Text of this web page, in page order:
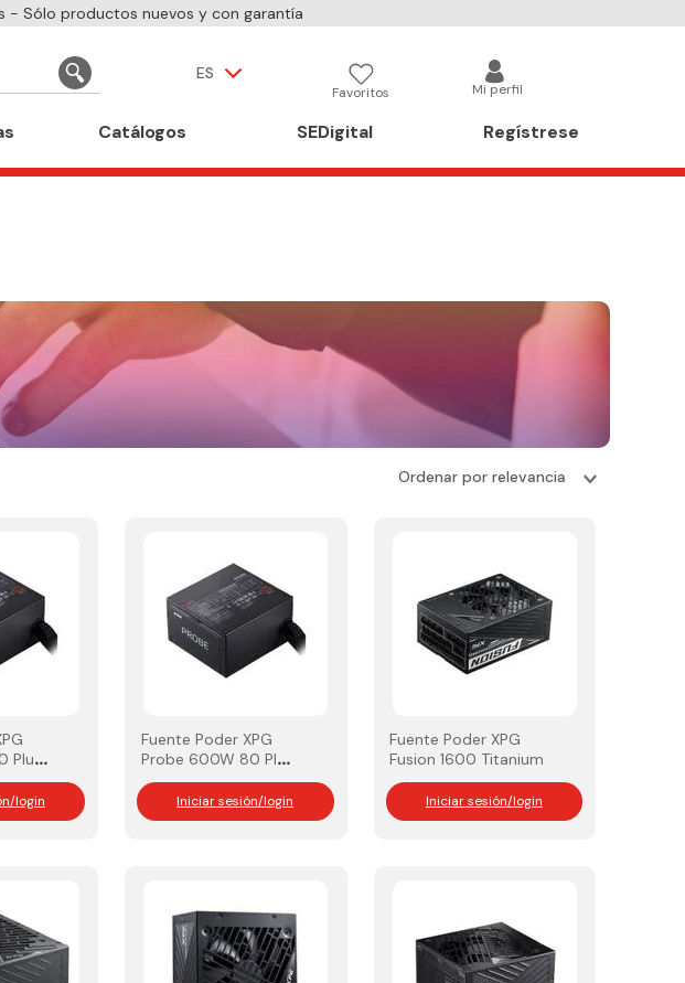
- Sólo productos nuevos y con garantía
ES
Favoritos Mi perfil
Catálogos SEDigital Regístrese
Ordenar por relevancia
Plus
login
Fuente Poder XPG
Probe 600W 80 Plus
Bronce
Iniciar sesión/login
Fuente Poder XPG
Fusion 1600 Titanium
Iniciar sesión/login